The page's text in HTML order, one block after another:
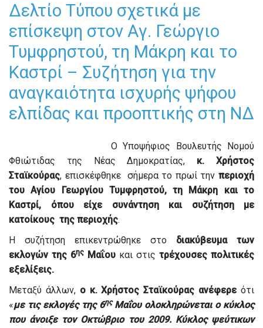
Δελτίο Τύπου σχετικά με
επίσκεψη στον Αγ. Γεώργιο
Τυμφρηστού, τη Μάκρη και το
Καστρί – Συζήτηση για την
αναγκαιότητα ισχυρής ψήφου
ελπίδας και προοπτικής στη ΝΔ
Ο Υποψήφιος Βουλευτής Νομού
Φθιώτιδας της Νέας Δημοκρατίας, κ. Χρήστος
Σταϊκούρας, επισκέφθηκε σήμερα το πρωί την περιοχή
του Αγίου Γεωργίου Τυμφρηστού, τη Μάκρη και το
Καστρί, όπου είχε συνάντηση και συζήτηση με
κατοίκους της περιοχής.
Η συζήτηση επικεντρώθηκε στο διακύβευμα των
εκλογών της 6ης Μαΐου και στις τρέχουσες πολιτικές
εξελίξεις.
Μεταξύ άλλων, ο κ. Χρήστος Σταϊκούρας ανέφερεότι
«με τις εκλογές της 6ηςΜαΐου ολοκληρώνεται ο κύκλος
που άνοιξε τον Οκτώβριο του 2009. Κύκλος ψεύτικων